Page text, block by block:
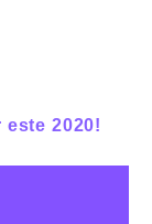
este 2020!